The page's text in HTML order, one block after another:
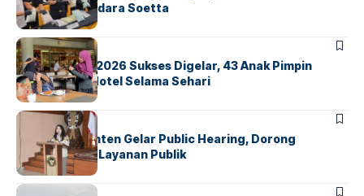
Ekstasi di Bandara Soetta
BERITAINDEX
GM For A Day 2026 Sukses Digelar, 43 Anak Pimpin
Operasional Hotel Selama Sehari
BANDARA BERITA
Karantina Banten Gelar Public Hearing, Dorong
Transparansi Layanan Publik
BANDARA